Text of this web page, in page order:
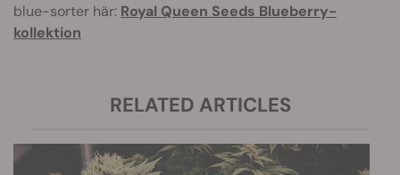
blue-sorter här: Royal Queen Seeds Blueberry-
kollektion
RELATED ARTICLES